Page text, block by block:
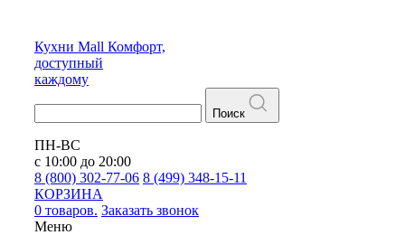
Кухни Mall Комфорт,
доступный
каждому
Поиск
ПН-ВС
с 10:00 до 20:00
8 (800) 302-77-06 8 (499) 348-15-11
КОРЗИНА
0 товаров. Заказать звонок
Меню